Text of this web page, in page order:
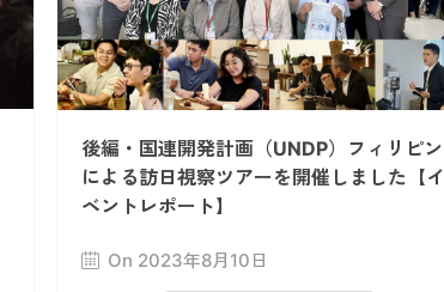
後編・国連開発計画（UNDP）フィリピン
による訪日視察ツアーを開催しました【イ
ベントレポート】
On 2023年8月10日